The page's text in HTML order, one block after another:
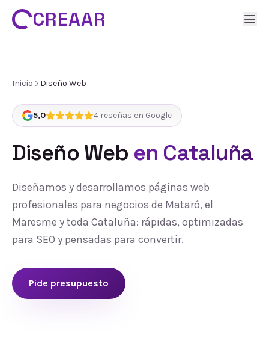
CREAAR
Inicio Diseño Web
5,0 4 reseñas en Google
Diseño Web en Cataluña
Diseñamos y desarrollamos páginas web
profesionales para negocios de Mataró, el
Maresme y toda Cataluña: rápidas, optimizadas
para SEO y pensadas para convertir.
Pide presupuesto